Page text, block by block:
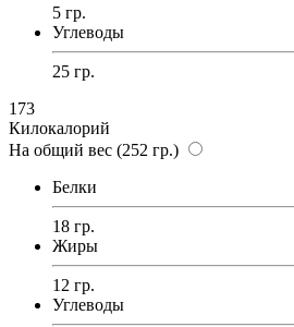
5 гр.
Углеводы
25 гр.
173
Килокалорий
На общий вес (252 гр.)
Белки
18 гр.
Жиры
12 гр.
Углеводы